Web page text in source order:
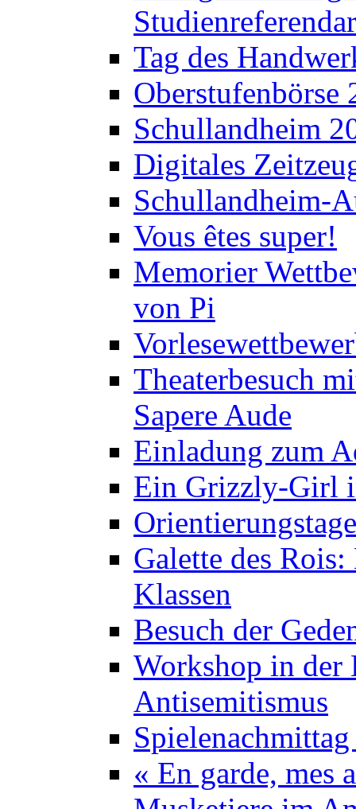
Tag des
Oberstufenbörse
Schullandheim
Digitales
Schullandheim-
Vous êtes super!
Memorier
von Pi
Theaterbesuch
Sapere Aude
Einladung zum
Ein Grizzly-Girl
Galette des
Klassen
Besuch der
Workshop in der
Antisemitismus
« En garde, mes